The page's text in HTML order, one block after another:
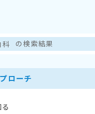
科 の検索結果
ローチ